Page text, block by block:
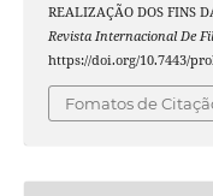
REALIZAÇÃO DOS FINS
Revista Internacional De
https://doi.org/10.7443/
Fomatos de